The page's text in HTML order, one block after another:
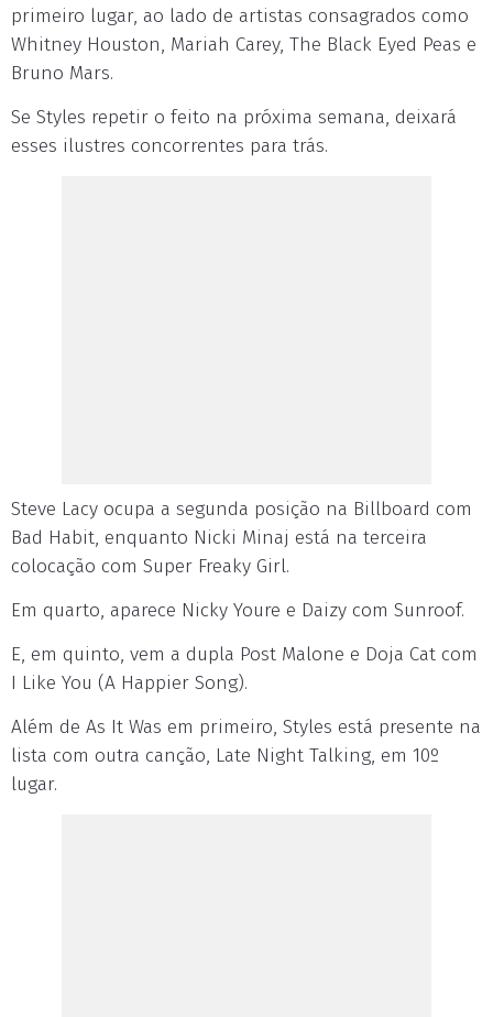
primeiro lugar, ao lado de artistas consagrados como
Whitney Houston, Mariah Carey, The Black Eyed Peas e
Bruno Mars.
Se Styles repetir o feito na próxima semana, deixará
esses ilustres concorrentes para trás.
Steve Lacy ocupa a segunda posição na Billboard com
Bad Habit, enquanto Nicki Minaj está na terceira
colocação com Super Freaky Girl.
Em quarto, aparece Nicky Youre e Daizy com Sunroof.
E, em quinto, vem a dupla Post Malone e Doja Cat com
I Like You (A Happier Song).
Além de As It Was em primeiro, Styles está presente na
lista com outra canção, Late Night Talking, em 10º
lugar.